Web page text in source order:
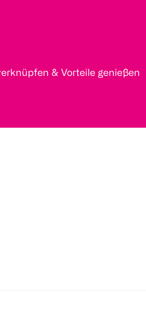
& Vorteile genießen